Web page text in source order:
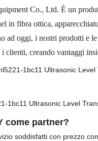
Co., Ltd. È un
in fibra ottica,
ad oggi, i nostri prodotti e
clienti, creando vantaggi
come partner?
soddisfatti con prezzo